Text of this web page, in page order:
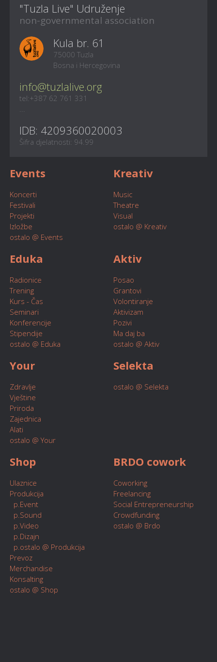
"Tuzla Live" Udruženje
non-governmental association
Kula br. 61
75000 Tuzla
Bosna i Hercegovina
info@tuzlalive.org
tel:+387 62 761 331
IDB: 4209360020003
Šifra djelatnosti: 94.99
Events
Koncerti
Festivali
Projekti
Izložbe
ostalo @ Events
Kreativ
Music
Theatre
Visual
ostalo @ Kreativ
Eduka
Radionice
Trening
Kurs - Čas
Seminari
Konferencije
Stipendije
ostalo @ Eduka
Aktiv
Posao
Grantovi
Volontiranje
Aktivizam
Pozivi
Ma daj ba
ostalo @ Aktiv
Your
Zdravlje
Vještine
Priroda
Zajednica
Alati
ostalo @ Your
Selekta
ostalo @ Selekta
Shop
Ulaznice
Produkcija
p.Event
p.Sound
p.Video
p.Dizajn
p.ostalo @ Produkcija
Prevoz
Merchandise
Konsalting
ostalo @ Shop
BRDO cowork
Coworking
Freelancing
Social Entrepreneurship
Crowdfunding
ostalo @ Brdo